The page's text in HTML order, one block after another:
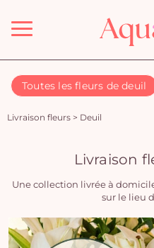
Menu
Toutes les fleurs de deuil
Livraison fleurs > Deuil
Livraison
Une collection livrée à
sur le lieu